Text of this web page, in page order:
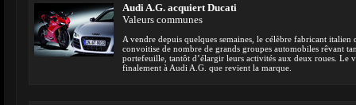
Audi A.G. acquiert Ducati
Valeurs communes
A vendre depuis quelques semaines, le célèbre fabricant
convoitise de nombre de grands groupes automobiles rêvant
portefeuille, tantôt d’élargir leurs activités aux deux roues. Le
finalement à Audi A.G. que revient la marque.